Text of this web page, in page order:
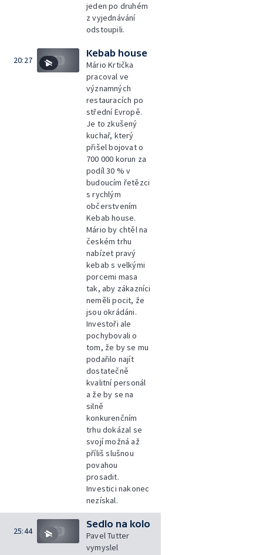
jeden po druhém
z vyjednávání
odstoupili.
20:27
Kebab house
Mário Krtička
pracoval ve
významných
restauracích po
střední Evropě.
Je to zkušený
kuchař, který
přišel bojovat o
700 000 korun za
podíl 30 % v
budoucím řetězci
s rychlým
občerstvením
Kebab house.
Mário by chtěl na
českém trhu
nabízet pravý
kebab s velkými
porcemi masa
tak, aby zákazníci
neměli pocit, že
jsou okrádáni.
Investoři ale
pochybovali o
tom, že by se mu
podařilo najít
dostatečně
kvalitní personál
a že by se na
silně
konkurenčním
trhu dokázal se
svojí možná až
příliš slušnou
povahou
prosadit.
Investici nakonec
nezískal.
25:44
Sedlo na kolo
Pavel Tutter
vymyslel